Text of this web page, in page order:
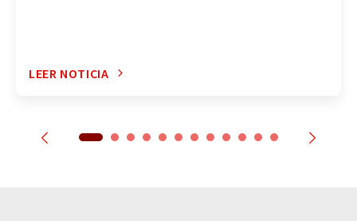
LEER NOTICIA